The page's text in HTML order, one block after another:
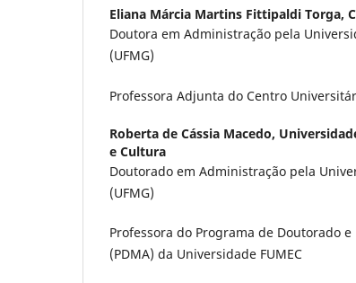
Eliana Márcia Martins Fittipaldi Torga,
Doutora em Administração pela
(UFMG)
Professora Adjunta do Centro
Roberta de Cássia Macedo,
e Cultura
Doutorado em Administração pela
(UFMG)
Professora do Programa de Doutorado
(PDMA) da Universidade FUMEC